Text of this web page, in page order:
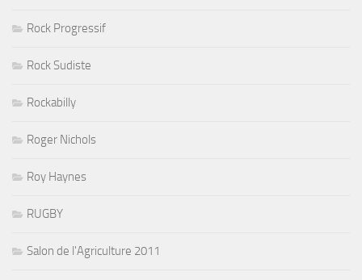
Rock Progressif
Rock Sudiste
Rockabilly
Roger Nichols
Roy Haynes
RUGBY
Salon de l'Agriculture 2011